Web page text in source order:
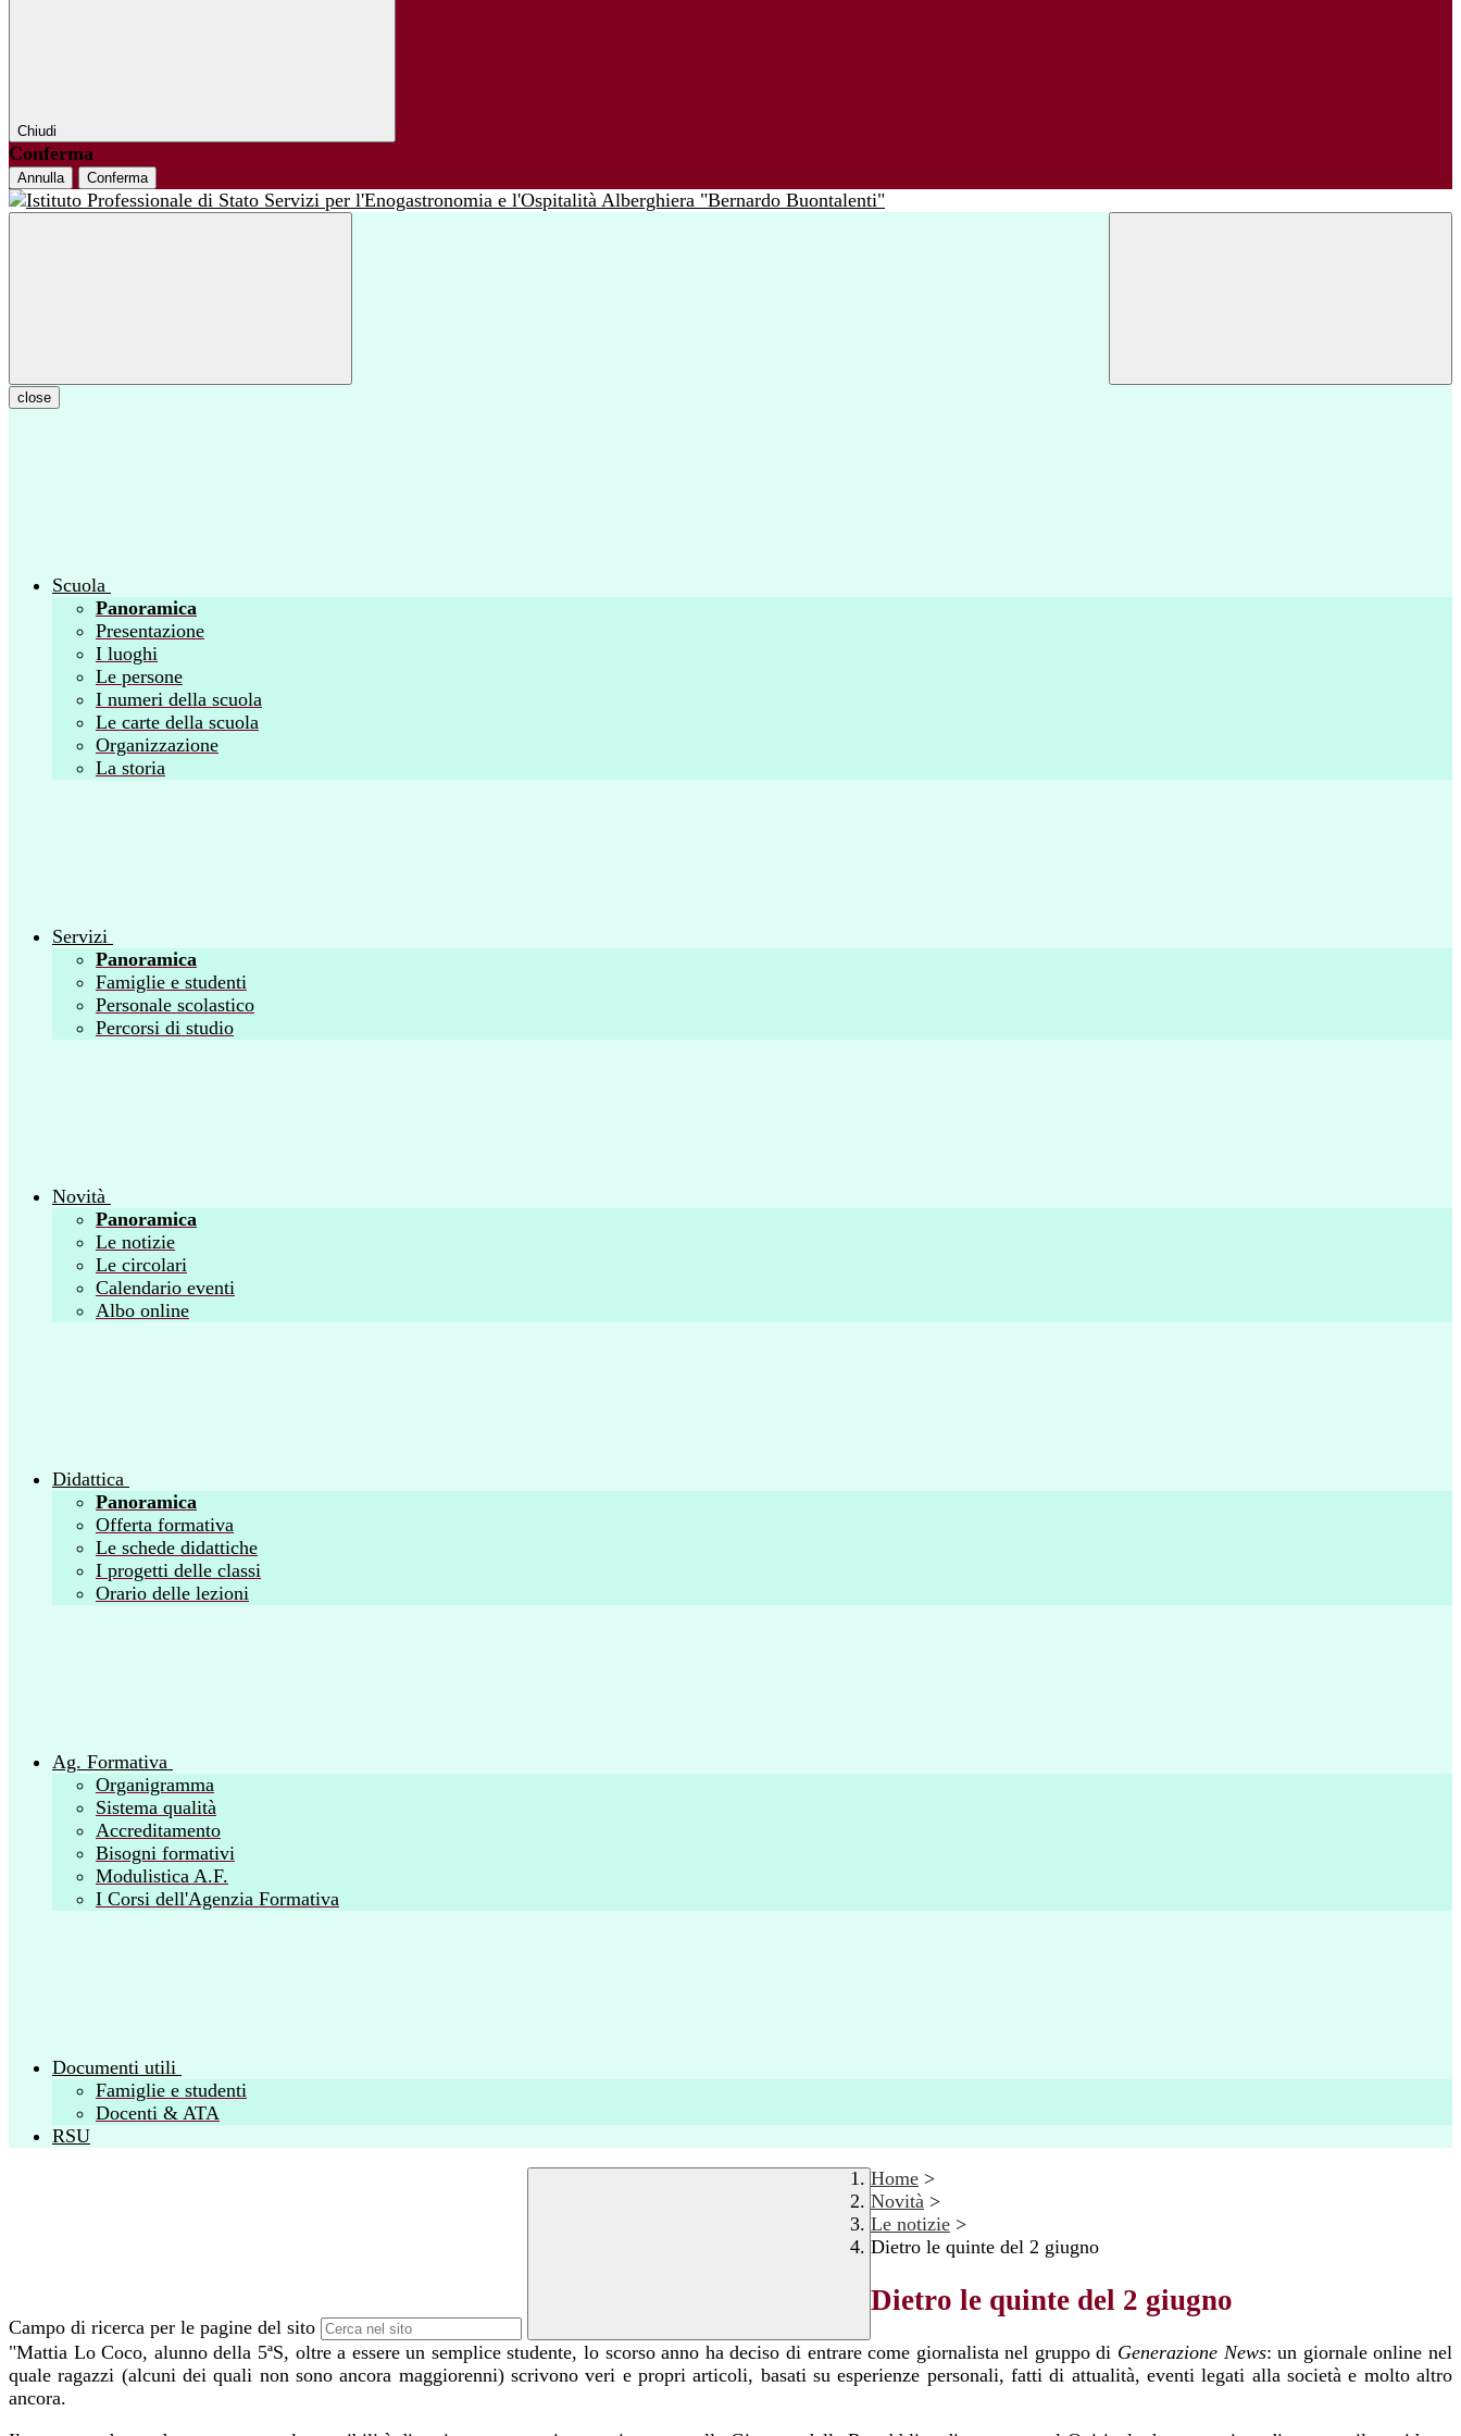
Chiudi
Conferma
Annulla Conferma
close
Scuola
Panoramica
Presentazione
I luoghi
Le persone
I numeri della scuola
Le carte della scuola
Organizzazione
La storia
Servizi
Panoramica
Famiglie e studenti
Personale scolastico
Percorsi di studio
Novità
Panoramica
Le notizie
Le circolari
Calendario eventi
Albo online
Didattica
Panoramica
Offerta formativa
Le schede didattiche
I progetti delle classi
Orario delle lezioni
Ag. Formativa
Organigramma
Sistema qualità
Accreditamento
Bisogni formativi
Modulistica A.F.
I Corsi dell'Agenzia Formativa
Documenti utili
Famiglie e studenti
Docenti & ATA
RSU
Campo di ricerca per le pagine del sito
Home >
Novità >
Le notizie >
Dietro le quinte del 2 giugno
Dietro le quinte del 2 giugno
"Mattia Lo Coco, alunno della 5ªS, oltre a essere un semplice studente, lo scorso anno ha deciso di entrare come giornalista nel gruppo di Generazione News: un giornale online nel
quale ragazzi (alcuni dei quali non sono ancora maggiorenni) scrivono veri e propri articoli, basati su esperienze personali, fatti di attualità, eventi legati alla società e molto altro
ancora.